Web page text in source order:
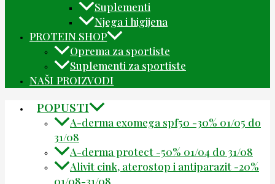
Suplementi
Njega i higijena
PROTEIN SHOP
Oprema za sportiste
Suplementi za sportiste
NAŠI PROIZVODI
POPUSTI
A-derma exomega spf50 -30% 01/05 do
31/08
A-derma protect -50% 01/04 do 31/08
Alivit cink, aterostop i antiparazit -20%
01/08-31/08